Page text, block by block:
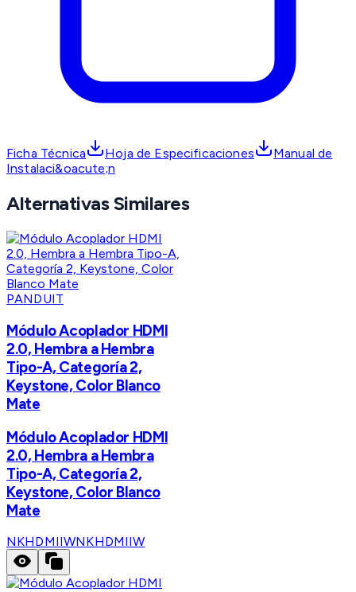
Ficha Técnica Hoja de Especificaciones
Manual de
Instalaci&oacute;n
Alternativas Similares
PANDUIT
Módulo Acoplador HDMI
2.0, Hembra a Hembra
Tipo-A, Categoría 2,
Keystone, Color Blanco
Mate
Módulo Acoplador HDMI
2.0, Hembra a Hembra
Tipo-A, Categoría 2,
Keystone, Color Blanco
Mate
NKHDMIIWNKHDMIIW